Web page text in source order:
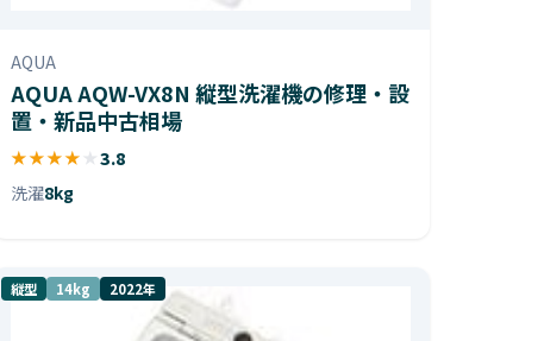
AQUA
AQUA AQW-VX8N 縦型洗濯機の修理・設
置・新品中古相場
★★★★ ★ 3.8
洗濯8kg
縦型 14kg 2022年